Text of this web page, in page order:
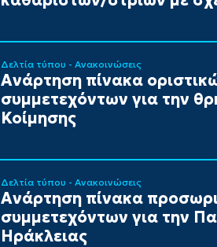
Δελτία τύπου - Ανακοινώσεις
Ανάρτηση πίνακα
συμμετεχόντων για την
Κοίμησης
Δελτία τύπου - Ανακοινώσεις
Ανάρτηση πίνακα
συμμετεχόντων για την
Ηράκλειας